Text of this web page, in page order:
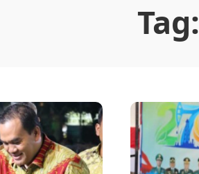
Tag: